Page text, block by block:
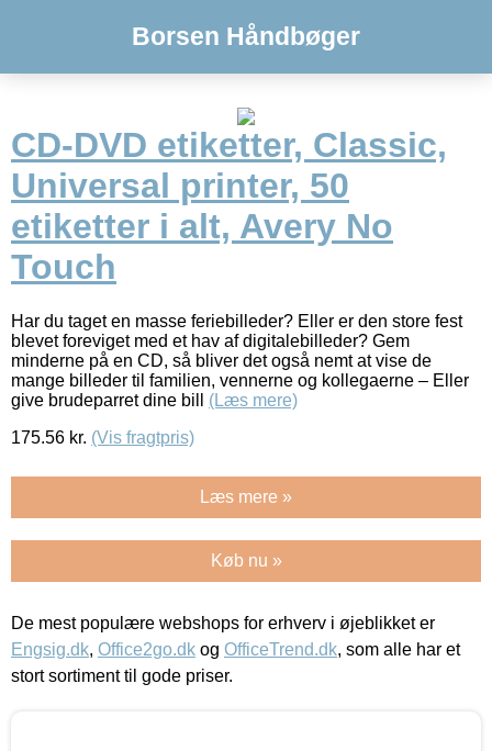
Borsen Håndbøger
CD-DVD etiketter, Classic,
Universal printer, 50
etiketter i alt, Avery No
Touch
Har du taget en masse feriebilleder? Eller er den store fest
blevet foreviget med et hav af digitalebilleder? Gem
minderne på en CD, så bliver det også nemt at vise de
mange billeder til familien, vennerne og kollegaerne – Eller
give brudeparret dine bill (Læs mere)
175.56 kr. (Vis fragtpris)
Læs mere »
Køb nu »
De mest populære webshops for erhverv i øjeblikket er
Engsig.dk, Office2go.dk og OfficeTrend.dk, som alle har et
stort sortiment til gode priser.